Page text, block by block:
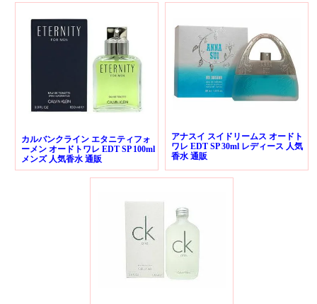
カルバンクライン エタニティフォ
ーメン オードトワレ EDT SP 100ml
メンズ 人気香水 通販
アナスイ スイドリームス オードト
ワレ EDT SP 30ml レディース 人気
香水 通販